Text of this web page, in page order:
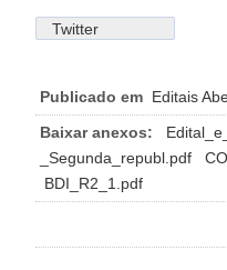
Twitter
Publicado em Editais
Baixar anexos:
_Segunda_republ.pdf
BDI_R2_1.pdf